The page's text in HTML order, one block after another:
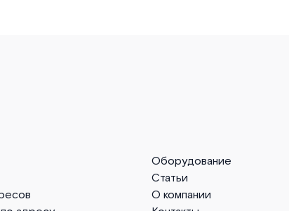
Оборудование
Статьи
О компании